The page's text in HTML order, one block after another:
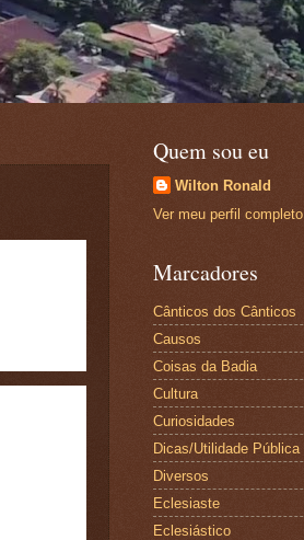
Quem sou eu
Wilton Ronald
Ver meu perfil completo
Marcadores
Cânticos dos Cânticos
Causos
Coisas da Badia
Cultura
Curiosidades
Dicas/Utilidade Pública
Diversos
Eclesiaste
Eclesiástico